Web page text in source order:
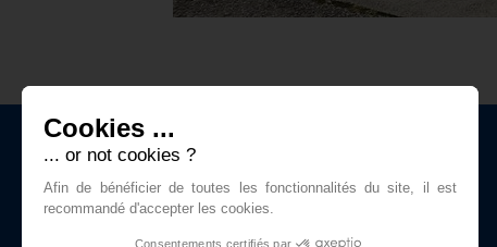
Cookies ...
... or not cookies ?
Afin de bénéficier de toutes les fonctionnalités du site, il est
recommandé d'accepter les cookies.
Consentements certifiés par